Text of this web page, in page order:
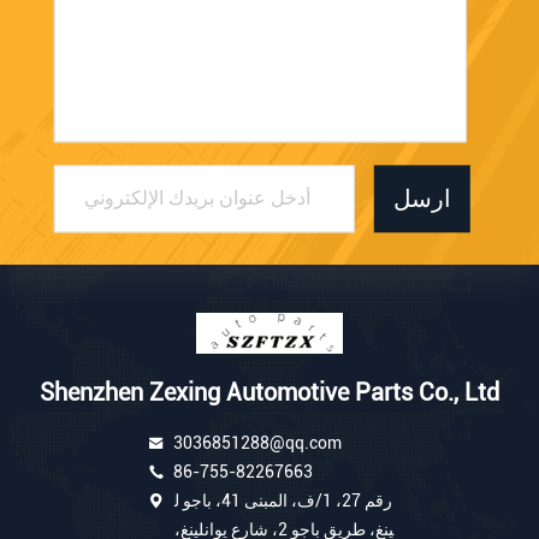
ارسل
Shenzhen Zexing Automotive Parts Co., Ltd
3036851288@qq.com
86-755-82267663
رقم 27، 1/ف، المبنى 41، باجو ل
ينغ، طريق باجو 2، شارع يوانلينغ،